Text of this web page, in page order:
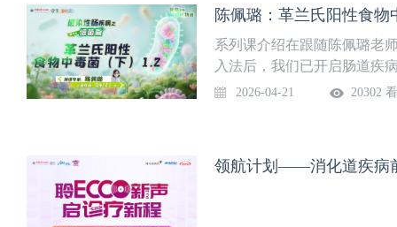
陈佩璐：革兰氏阳性食
系列课介绍在跟随陈佩璐老
入法后，我们已开启肠道疾
全身性疾病在肠道也有表现
4、小结授课专家陈佩璐上
2026-04-21 20302
领航计划——消化道疾病